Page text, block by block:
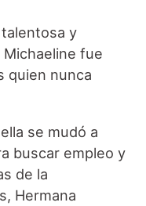
y
fue
quien nunca
se mudó a
buscar empleo y
de la
Hermana